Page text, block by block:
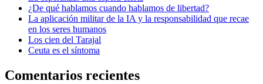
¿De qué hablamos cuando hablamos de libertad?
La aplicación militar de la IA y la responsabilidad que recae
en los seres humanos
Los cien del Tarajal
Ceuta es el síntoma
Comentarios recientes